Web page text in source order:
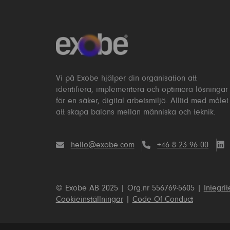
Vi på Exobe hjälper din organisation att
identifiera, implementera och optimera lösningar
för en säker, digital arbetsmiljö. Alltid med målet
att skapa balans mellan människa och teknik.
hello@exobe.com +46 8 23 96 00
© Exobe AB 2025 | Org.nr 556769-5605 |
Cookieinställningar| Code Of Conduct